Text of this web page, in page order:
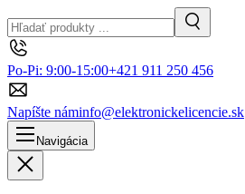
Po-Pi: 9:00-15:00+421 911 250 456
Napíšte náminfo@elektronickelicencie.sk
Navigácia